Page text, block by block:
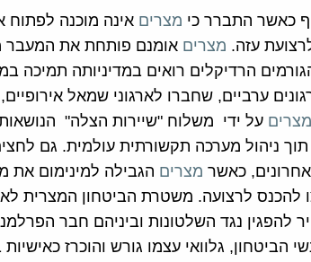
כאשר התברר כי מצרים אינה מוכנה
עזה. מצרים אומנם פותחת את המעבר
הרדיקלים רואים במדיניותה תמיכה
ערביים, שחברו לארגוני שמאל
מצרים על ידי משלוח "שיירות הצלה" הנושאות
ניהול מערכה תקשורתית עולמית. גם
כאשר מצרים הגבילה למינימום
להכנס לרצועה. משטרת הביטחון המצרית
להפגין נגד השלטונות וביניהם חבר
הביטחון, גלוואי עצמו גורש והוכרז